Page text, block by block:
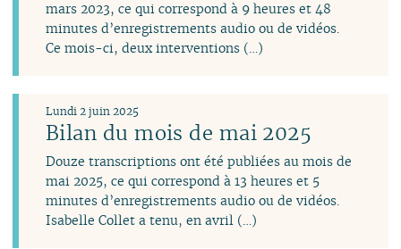
mars 2023, ce qui correspond à 9 heures et 48
minutes d’enregistrements audio ou de vidéos.
Ce mois-ci, deux interventions (…)
Bilan du mois de mai 2025
Lundi 2 juin 2025
Douze transcriptions ont été publiées au mois de
mai 2025, ce qui correspond à 13 heures et 5
minutes d’enregistrements audio ou de vidéos.
Isabelle Collet a tenu, en avril (…)